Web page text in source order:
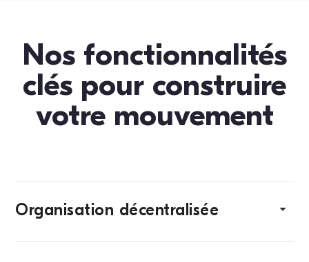
Nos fonctionnalités
clés pour construire
votre mouvement
Organisation décentralisée